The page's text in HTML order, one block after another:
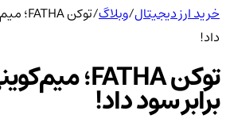
خرید ارز دیجیتال/وبلاگ/
داد!
برابر سود داد!